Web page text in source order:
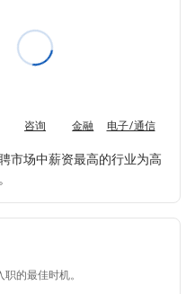
咨询 金融 电子/通信
市场中薪资最高的行业为高
的最佳时机。